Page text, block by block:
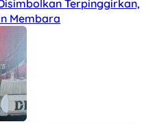
Terpinggirkan,
Membara